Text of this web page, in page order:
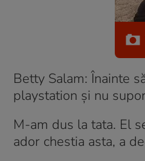
Betty Salam: Înainte
playstation și nu
M-am dus la tata. El
ador chestia asta, a